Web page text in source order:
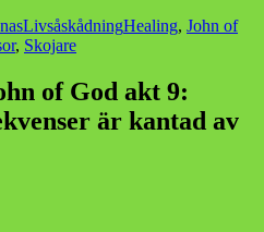
Kategorier
LivsåskådningTaggar
Healing, John of
, Skojare
of God akt 9:
är kantad av